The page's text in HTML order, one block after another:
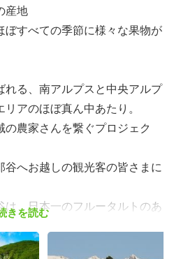
産地
ぼすべての季節に様々な果物が
れる、南アルプスと中央アルプ
アのほぼ真ん中あたり。
農家さんを繋ぐプロジェク
谷へお越しの観光客の皆さまに
は、日本一のフルータルトのあ
きを読む